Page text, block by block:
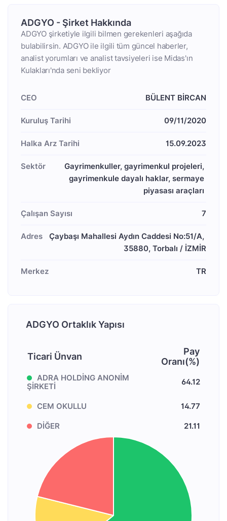
ADGYO - Şirket Hakkında
ADGYO şirketiyle ilgili bilmen gerekenleri aşağıda
bulabilirsin. ADGYO ile ilgili tüm güncel haberler,
analist yorumları ve analist tavsiyeleri ise Midas'ın
Kulakları'nda seni bekliyor
CEO BÜLENT BİRCAN
Kuruluş Tarihi 09/11/2020
Halka Arz Tarihi 15.09.2023
Sektör
Gayrimenkuller, gayrimenkul projeleri,
gayrimenkule dayalı haklar, sermaye
piyasası araçları
Çalışan Sayısı 7
Adres
Çaybaşı Mahallesi Aydın Caddesi No:51/A,
35880, Torbalı / İZMİR
Merkez TR
ADGYO Ortaklık Yapısı
Ticari Ünvan
Pay
Oranı(%)
ADRA HOLDİNG ANONİM
ŞİRKETİ
64.12
CEM OKULLU 14.77
DİĞER 21.11